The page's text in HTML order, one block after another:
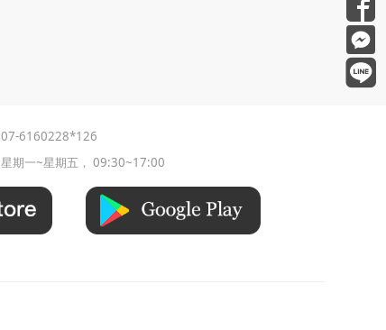
07-6160228*126
星期一~星期五， 09:30~17:00